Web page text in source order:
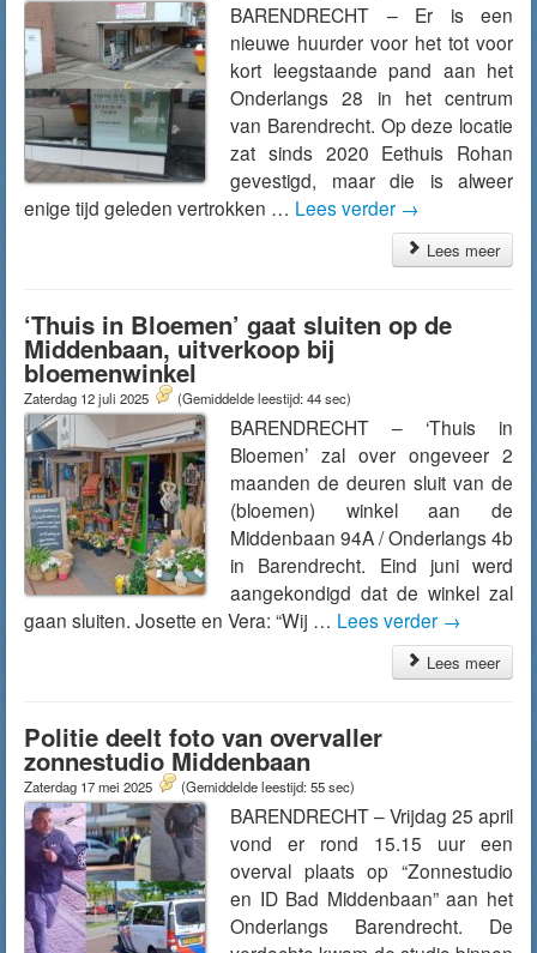
BARENDRECHT – Er is een
nieuwe huurder voor het tot voor
kort leegstaande pand aan het
Onderlangs 28 in het centrum
van Barendrecht. Op deze locatie
zat sinds 2020 Eethuis Rohan
gevestigd, maar die is alweer
enige tijd geleden vertrokken … Lees verder →
Lees meer
‘Thuis in Bloemen’ gaat sluiten op de
Middenbaan, uitverkoop bij
bloemenwinkel
Zaterdag 12 juli 2025 (Gemiddelde leestijd: 44 sec)
BARENDRECHT – ‘Thuis in
Bloemen’ zal over ongeveer 2
maanden de deuren sluit van de
(bloemen) winkel aan de
Middenbaan 94A / Onderlangs 4b
in Barendrecht. Eind juni werd
aangekondigd dat de winkel zal
gaan sluiten. Josette en Vera: “Wij … Lees verder →
Lees meer
Politie deelt foto van overvaller
zonnestudio Middenbaan
Zaterdag 17 mei 2025 (Gemiddelde leestijd: 55 sec)
BARENDRECHT – Vrijdag 25 april
vond er rond 15.15 uur een
overval plaats op “Zonnestudio
en ID Bad Middenbaan” aan het
Onderlangs Barendrecht. De